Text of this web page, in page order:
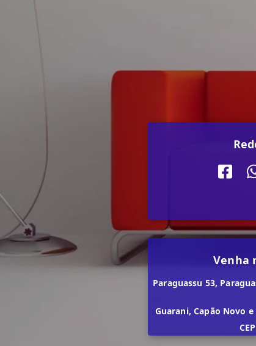
Venha
Paraguassu 53,
Guarani, Capão Novo